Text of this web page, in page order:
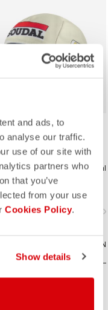
and ads, to
analyse our traffic.
use of our site with
partners who
that you’ve
from your use
Cookies Policy.
Show details
150 YEARS
CAP
€
Radkappe im Soudal
Design.
VERGLEICHEN